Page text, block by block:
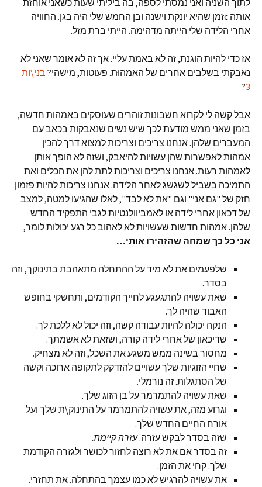
לתוך השניה ואני נמסתי לספה, בה ביליתי שעות כשאני אוחזת
אותה cזמן שהיא יונקת וישנה ובן החמש שלי היה בגן. החוויה
אחרי הלידה שלי הייתה מדהימה. הייתי ברת מזל.
אז כדי להיות הוגנת, זה לא באמת עליי. אך זה לא אומר שאני לא
נאבקתי בשלבים אחרים של האמהוּת. פעוטות, מישהי? בני\ות
3
?
אבל קשה לי לקרוא חשבונות זוהרים שעוסקים באמהוּת חדשה,
בזמן שאני ממש מודעת לכך שיש נשים שנאבקות בכאב עם
המעברים שלהן. אנחנו צריכים וצריכות למצוא דרך להכין
אמהות לאפשרות שהן עשויות להיאבק, ושזה לא הופך אותן
לאמהות רעות. אנחנו צריכים וצריכות לתת להן את הכלים ואת
התמיכה בשביל לשגשג לאחר הלידה. אנחנו צריכות להיות פזמון
חזק של "גם אני" וגם "את לא לבד", לאלו שהגיעו למטה, למצב
של דכאון אחרי לידה או לאמביוולנטיות לגבי התפקיד החדש
שלהן. אמהות חדשות שעשויות לא לאהוב כל רגע יכולות לומר,
אני כל כך שמחה שהזהירו אותי…
שלפעמים את לא מיד על ההתחלה מתאהבת בתינוקך, וזה
בסדר.
שאת עשויה להתגעגע לחייך הקודמים, ותחשקי בחופש
האבוד שהיה לך.
הנקה יכולה להיות עבודה קשה, וזה יכול לא ללכת לך.
שדיכאון של אחרי לידה קורה, ושזאת לא אשמתך.
מחסור בשינה ממש משגע את השכל, וזה לא מצחיק.
שחיי הזוגיות שלך עשויים להזדקק לתקופה ארוכה וקשה
של הסתגלות. זה נורמלי.
שאת עשויה להתמרמר על בן הזוג שלך.
וגרוע מזה, את עשויה להתמרמר על התינוק\ת שלך ועל
אורח החיים החדש שלך.
שזה בסדר לבקש עזרה.עזרה קיימת.
זה בסדר אם את לא רוצה לחזור לכושר ולגזרה הקודמת
שלך. קחי את הזמן.
את עשויה להרגיש לא כמו עצמך בהתחלה. את תחזרי.